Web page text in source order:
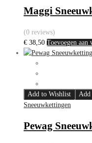
Maggi
(0 reviews)
€ 38,50 Toevoegen aan
Add to Wishlist
Add
Sneeuwkettingen
Pewag